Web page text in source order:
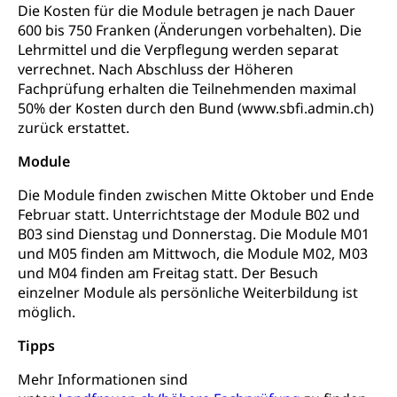
Die Kosten für die Module betragen je nach Dauer
600 bis 750 Franken (Änderungen vorbehalten). Die
Lehrmittel und die Verpflegung werden separat
verrechnet. Nach Abschluss der Höheren
Fachprüfung erhalten die Teilnehmenden maximal
50% der Kosten durch den Bund (www.sbfi.admin.ch)
zurück erstattet.
Module
Die Module finden zwischen Mitte Oktober und Ende
Februar statt. Unterrichtstage der Module B02 und
B03 sind Dienstag und Donnerstag. Die Module M01
und M05 finden am Mittwoch, die Module M02, M03
und M04 finden am Freitag statt. Der Besuch
einzelner Module als persönliche Weiterbildung ist
möglich.
Tipps
Mehr Informationen sind
Kinder- und Jugendförderung
Psychische Gesundheit
IV für Kinder und Jugendliche (WAS Luzern)
Pflege / Pflegeheim
Hauspflege, spitalexterne Pflege, Spitex
Betreuende Angehörige
Pflegeheimliste und freie Pflegeplätze
Betreuung von Angehörigen (WAS Luzern)
Religion
Kirche, Gottesdienst, Seelsorge,
Religionsvielfalt Im Kanton Luzern (unilu)
Religion (gruezi.lu.ch)
Sport
Freizeitaktivitäten, Schulsport, Spitzensport,
Breitensport, Jugend und Sport, Sportanlagen
Olympiateam Kanton Luzern
Offene Sporthallen
Freiwilliger Schulsport
Tiere
Haustiere, Heimtiere, Wildtiere, Veterinärmedizin,
Tiermedizin, Tierarzt, Tierschutz, Jagd, Fischerei,
Tierschutz
Todesfall